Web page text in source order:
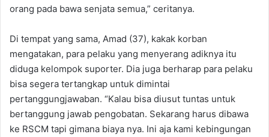
orang pada bawa senjata semua,” ceritanya.
Di tempat yang sama, Amad (37), kakak korban
mengatakan, para pelaku yang menyerang adiknya itu
diduga kelompok suporter. Dia juga berharap para pelaku
bisa segera tertangkap untuk dimintai
pertanggungjawaban. “Kalau bisa diusut tuntas untuk
bertanggung jawab pengobatan. Sekarang harus dibawa
ke RSCM tapi gimana biaya nya. Ini aja kami kebingungan